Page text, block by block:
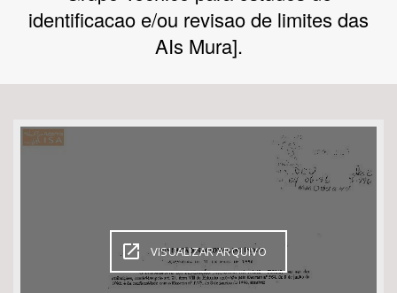
Tema
Subtema
identificacao e/ou revisao de limites das
AIs Mura].
VISUALIZAR ARQUIVO